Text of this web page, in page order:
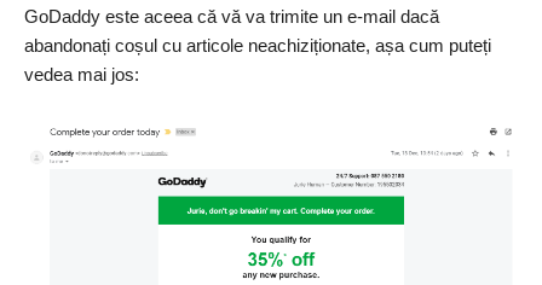
GoDaddy este aceea că vă va trimite un e-mail dacă
abandonați coșul cu articole neachiziționate, așa cum puteți
vedea mai jos: